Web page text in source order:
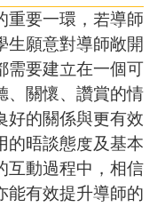
重要一環，若導師
生願意對導師敞開
需要建立在一個可
、關懷、讚賞的情
好的關係與更有效
的晤談態度及基本
互動過程中，相信
能有效提升導師的